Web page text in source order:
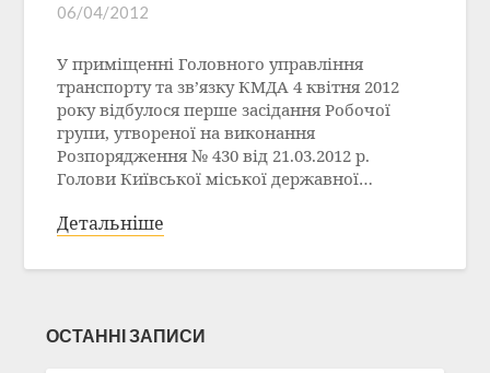
06/04/2012
У приміщенні Головного управління
транспорту та зв’язку КМДА 4 квітня 2012
року відбулося перше засідання Робочої
групи, утвореної на виконання
Розпорядження № 430 від 21.03.2012 р.
Голови Київської міської державної…
Детальніше
ОСТАННІ ЗАПИСИ